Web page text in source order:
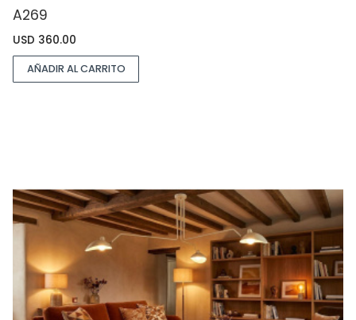
A269
USD 360.00
AÑADIR AL CARRITO